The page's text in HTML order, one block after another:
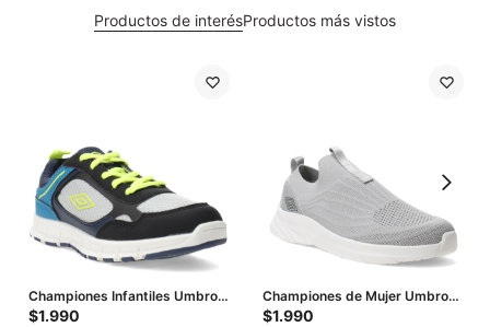
Productos de interésProductos más vistos
Championes Infantiles Umbro -
Gris - Negro - Amarillo Lima
$1.990
Championes de Mujer Umbro
Glide - Gris
$1.990